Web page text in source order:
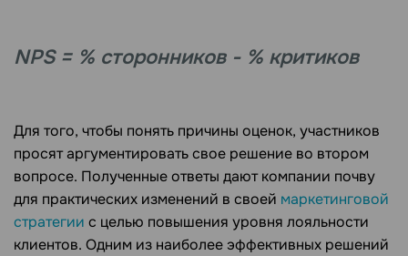
NPS = % сторонников - % критиков
Для того, чтобы понять причины оценок, участников
просят аргументировать свое решение во втором
вопросе. Полученные ответы дают компании почву
для практических изменений в своей маркетинговой
стратегии с целью повышения уровня лояльности
клиентов. Одним из наиболее эффективных решений